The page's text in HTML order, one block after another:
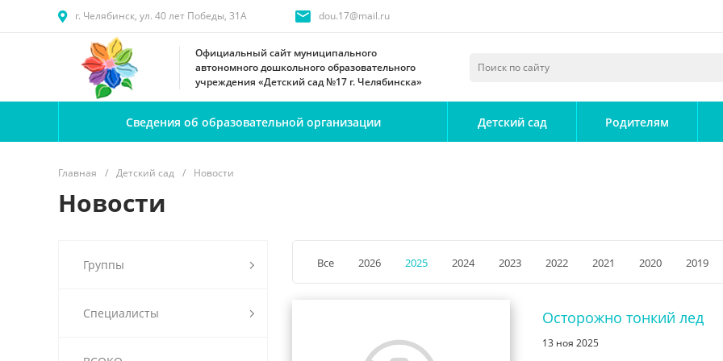
г. Челябинск, ул. 40 лет Победы, 31А dou.17@mail.ru
Официальный сайт муниципального
автономного дошкольного образовательного
учреждения «Детский сад №17 г. Челябинска»
Сведения об образовательной организации Детский сад Родителям
Главная / Детский сад / Новости
Новости
Группы
Специалисты
Все 2026 2025 2024 2023 2022 2021 2020 2019
Осторожно тонкий лед
13 ноя 2025